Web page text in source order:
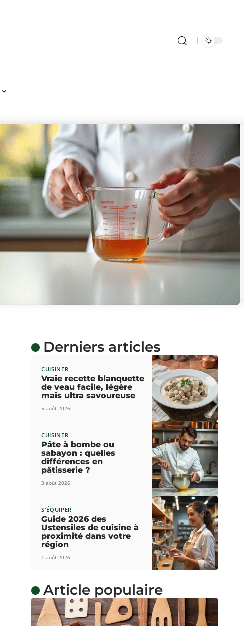
Derniers articles
CUISINER
Vraie recette blanquette
de veau facile, légère
mais ultra savoureuse
5 août 2026
CUISINER
Pâte à bombe ou
sabayon : quelles
différences en
pâtisserie ?
3 août 2026
S'ÉQUIPER
Guide 2026 des
Ustensiles de cuisine à
proximité dans votre
région
1 août 2026
Article populaire